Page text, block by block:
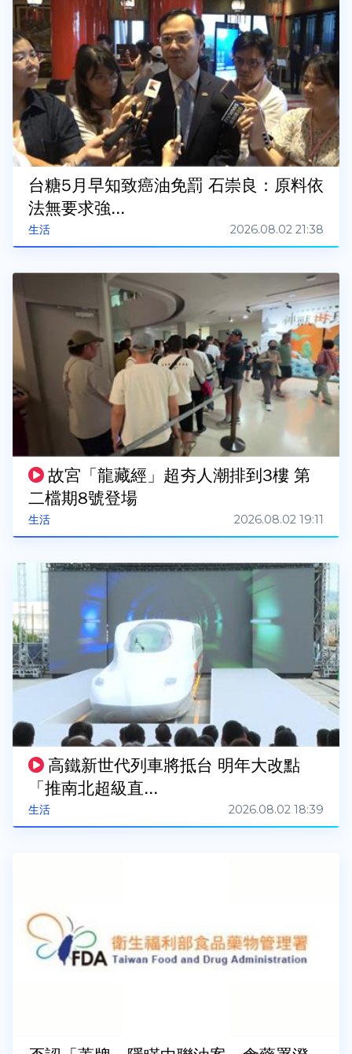
生活
台糖5月早知致癌油免罰 石崇良：原料依
法無要求強...
2026.08.02 21:38
生活
故宮「龍藏經」超夯人潮排到3樓 第
二檔期8號登場
2026.08.02 19:11
生活
高鐵新世代列車將抵台 明年大改點
「推南北超級直...
2026.08.02 18:39